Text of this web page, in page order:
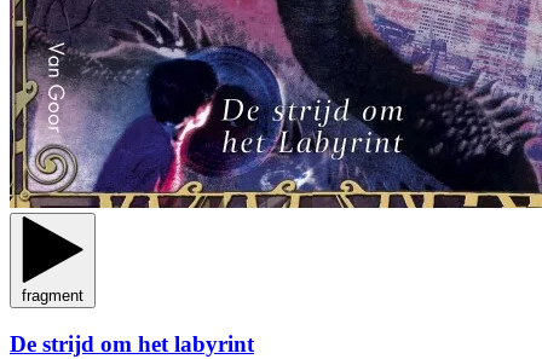
fragment
De strijd om het labyrint